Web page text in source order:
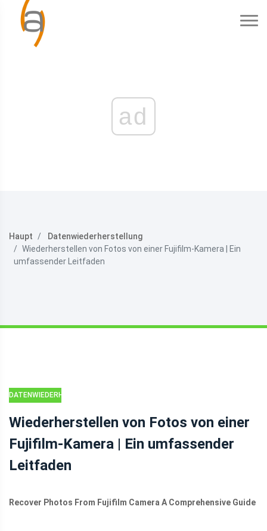
ad
Haupt
Datenwiederherstellung
Wiederherstellen von Fotos von einer Fujifilm-Kamera | Ein
umfassender Leitfaden
DATENWIEDERHERSTELLUNG
Wiederherstellen von Fotos von einer
Fujifilm-Kamera | Ein umfassender
Leitfaden
Recover Photos From Fujifilm Camera A Comprehensive Guide